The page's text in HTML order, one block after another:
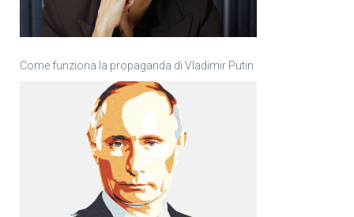
Come funziona la propaganda di Vladimir Putin